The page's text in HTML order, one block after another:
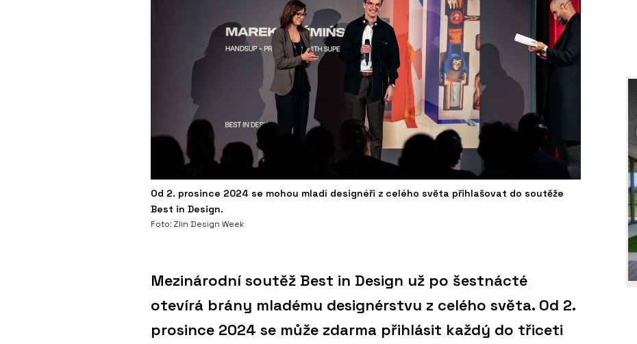
Od 2. prosince 2024 se mohou mladí designéři z celého světa přihlašovat do soutěže
Best in Design.
Foto: Zlin Design Week
Mezinárodní soutěž Best in Design už po šestnácté
otevírá brány mladému designérstvu z celého světa. Od 2.
prosince 2024 se může zdarma přihlásit každý do třiceti